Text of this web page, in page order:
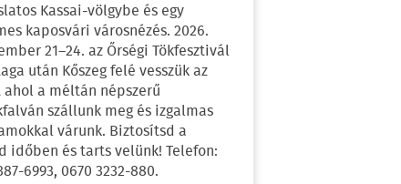
Kassai-völgybe és egy
kaposvári városnézés. 2026.
21–24. az Őrségi Tökfesztivál
után Kőszeg felé vesszük az
a méltán népszerű
szállunk meg és izgalmas
várunk. Biztosítsd a
időben és tarts velünk! Telefon:
6993, 0670 3232-880.